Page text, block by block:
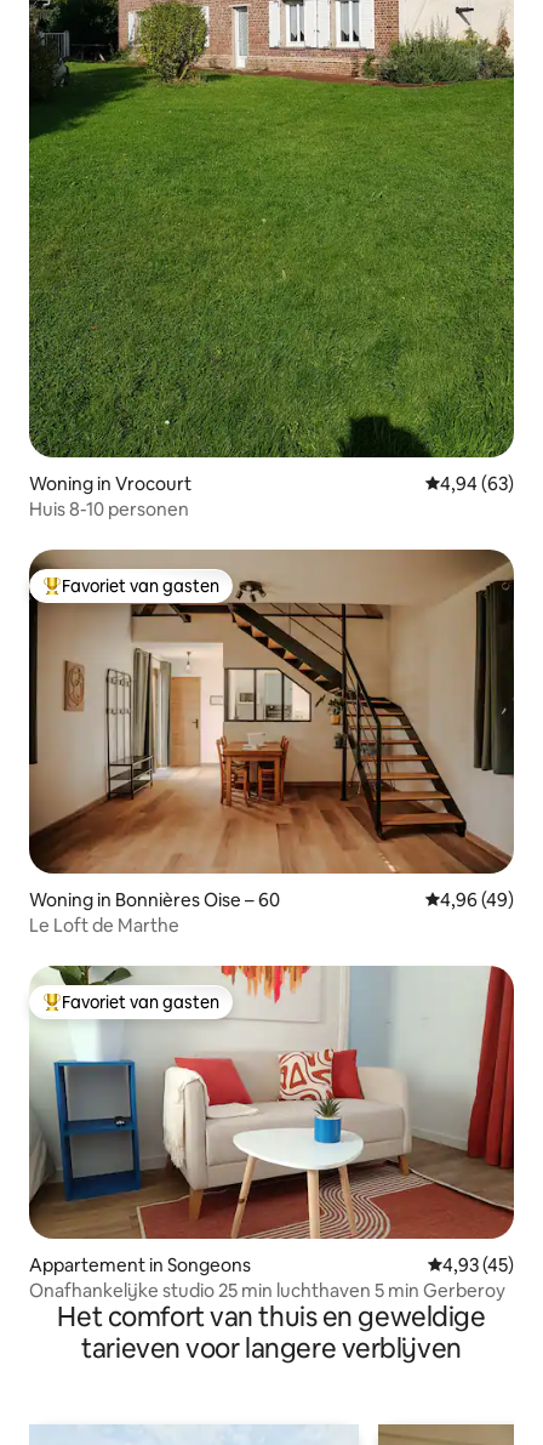
Woning in Vrocourt Gemiddelde
4,94 (63)
Huis 8-10 personen
Topfavoriet van gasten
Favoriet van gasten
Woning in Bonnières Oise – 60 Gemiddelde
4,96 (49)
Le Loft de Marthe
Topfavoriet van gasten
Favoriet van gasten
Appartement in Songeons Gemiddelde
4,93 (45)
Onafhankelijke studio 25 min luchthaven 5 min Gerberoy
Het comfort van thuis en geweldige
tarieven voor langere verblijven